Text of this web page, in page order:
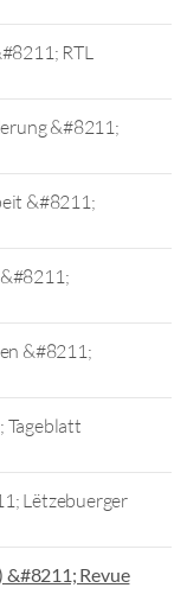
RTL
&#8211;
&#8211;
&#8211;
Tageblatt
Lëtzebuerger
&#8211; Revue